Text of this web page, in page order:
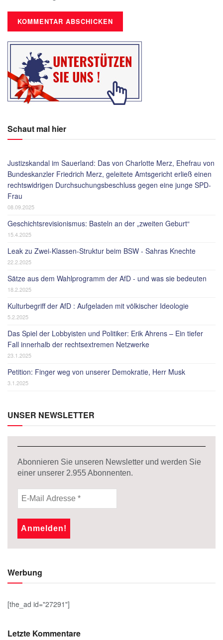
Schaut mal hier
Justizskandal im Sauerland: Das von Charlotte Merz, Ehefrau von
Bundeskanzler Friedrich Merz, geleitete Amtsgericht erließ einen
rechtswidrigen Durchsuchungsbeschluss gegen eine junge SPD-
Frau
08.09.2025
Geschichtsrevisionismus: Basteln an der „zweiten Geburt“
15.4.2025
Leak zu Zwei-Klassen-Struktur beim BSW - Sahras Knechte
22.2.2025
Sätze aus dem Wahlprogramm der AfD - und was sie bedeuten
18.2.2025
Kulturbegriff der AfD : Aufgeladen mit völkischer Ideologie
5.2.2025
Das Spiel der Lobbyisten und Politiker: Erik Ahrens – Ein tiefer
Fall innerhalb der rechtsextremen Netzwerke
23.1.2025
Petition: Finger weg von unserer Demokratie, Herr Musk
3.1.2025
UNSER NEWSLETTER
Abonnieren Sie unseren Newsletter und werden Sie
einer unserer 2.955Abonnenten.
Werbung
[the_ad id="27291"]
Letzte Kommentare